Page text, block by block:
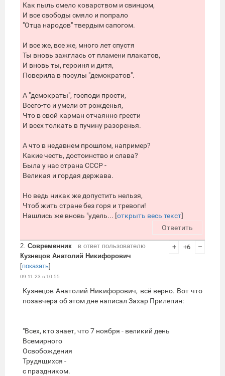
Как пыль смело коварством и свинцом,
И все свободы смяло и попрало
"Отца народов" твердым сапогом.
И все же, все же, много лет спустя
Ты вновь зажглась от пламени плакатов,
И вновь ты, героиня и дитя,
Поверила в посулы "демократов".
А "демократы", господи прости,
Всего-то и умели от рожденья,
Что в свой карман отчаянно грести
И всех толкать в пучину разоренья.
А что в недавнем прошлом, например?
Какие честь, достоинство и слава?
Была у нас страна СССР -
Великая и гордая держава.
Но ведь никак же допустить нельзя,
Чтоб жить стране без горя и тревоги!
Нашлись же вновь "удель... [открыть весь текст]
Ответить
2. Современник
в ответ пользователю
Кузнецов Анатолий Никифорович
[показать]
09.11.23 в 10:55
+ +6 –
Кузнецов Анатолий Никифорович, всё верно. Вот что
позавчера об этом дне написал Захар Прилепин:
"Всех, кто знает, что 7 ноября - великий день
Всемирного
Освобождения
Трудящихся -
с праздником.